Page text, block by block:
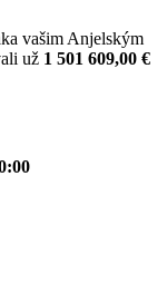
vašim Anjelským
už 1 501 609,00 €